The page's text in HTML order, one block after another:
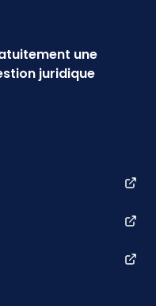
une
juridique